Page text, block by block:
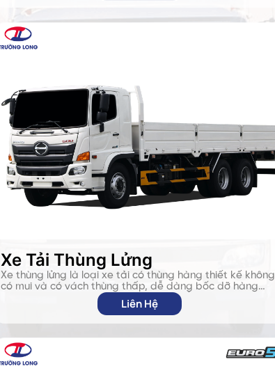
dễ hư hỏng hoặc yêu cầu vệ sinh cao.
Xe Tải Thùng Lửng
Xe thùng lửng là loại xe tải có thùng hàng thiết kế không
có mui và có vách thùng thấp, dễ dàng bốc dỡ hàng
hóa từ hai bên. Loại xe này phù hợp để chở vật liệu xây
dựng, sắt thép, máy móc hoặc hàng hóa cồng kềnh
Liên Hệ